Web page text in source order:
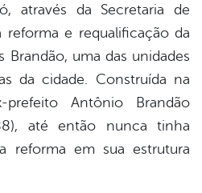
através da Secretaria de
reforma e requalificação da
Brandão, uma das unidades
da cidade. Construída na
prefeito Antônio Brandão
até então nunca tinha
reforma em sua estrutura